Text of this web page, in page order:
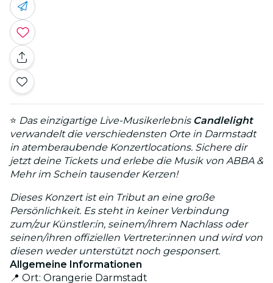
⭐ Das einzigartige Live-Musikerlebnis Candlelight
verwandelt die verschiedensten Orte in Darmstadt
in atemberaubende Konzertlocations. Sichere dir
jetzt deine Tickets und erlebe die Musik von ABBA &
Mehr im Schein tausender Kerzen!
Dieses Konzert ist ein Tribut an eine große
Persönlichkeit. Es steht in keiner Verbindung
zum/zur Künstler:in, seinem/ihrem Nachlass oder
seinen/ihren offiziellen Vertreter:innen und wird von
diesen weder unterstützt noch gesponsert.
Allgemeine Informationen
📍 Ort: Orangerie Darmstadt